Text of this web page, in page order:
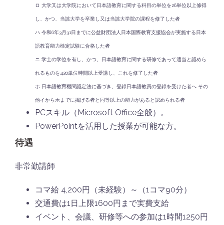
ロ 大学又は大学院において日本語教育に関する科目の単位を26単位以上修得
し、かつ、 当該大学を卒業し又は当該大学院の課程を修了した者
ハ 令和6年3月31日までに公益財団法人日本国際教育支援協会が実施する日本
語教育能力検定試験に合格した者
ニ 学士の学位を有し、かつ、日本語教育に関する研修であって適当と認めら
れるものを420単位時間以上受講し、これを修了した者
ホ 日本語教育機関認定法に基づき、登録日本語教員の登録を受けた者へ その
他イからホまでに掲げる者と同等以上の能力があると認められる者
PCスキル（Microsoft Office全般）。
PowerPointを活用した授業が可能な方。
待遇
非常勤講師
コマ給 4,200円（未経験）～（1コマ90分）
交通費は1日上限1600円まで実費支給
イベント、会議、研修等への参加は1時間1250円